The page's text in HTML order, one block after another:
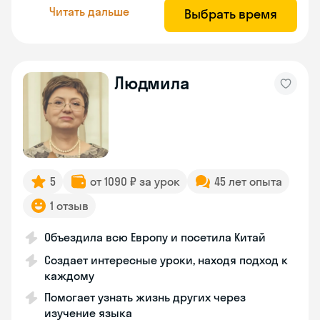
Читать дальше Выбрать время
Людмила
5 от 1090 ₽ за урок
45 лет опыта
1 отзыв
Объездила всю Европу и посетила Китай
Создает интересные уроки, находя подход к
каждому
Помогает узнать жизнь других через
изучение языка